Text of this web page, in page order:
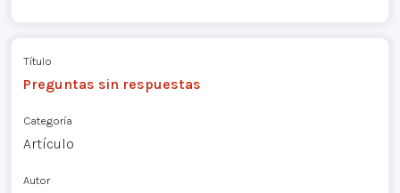
Título
Preguntas sin respuestas
Categoría
Artículo
Autor